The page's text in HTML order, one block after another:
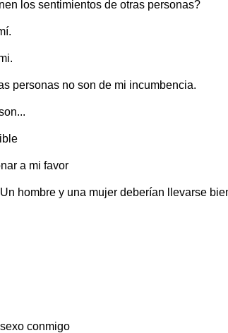
los sentimientos de otras personas?
personas no son de mi incumbencia.
a mi favor
hombre y una mujer deberían llevarse
conmigo